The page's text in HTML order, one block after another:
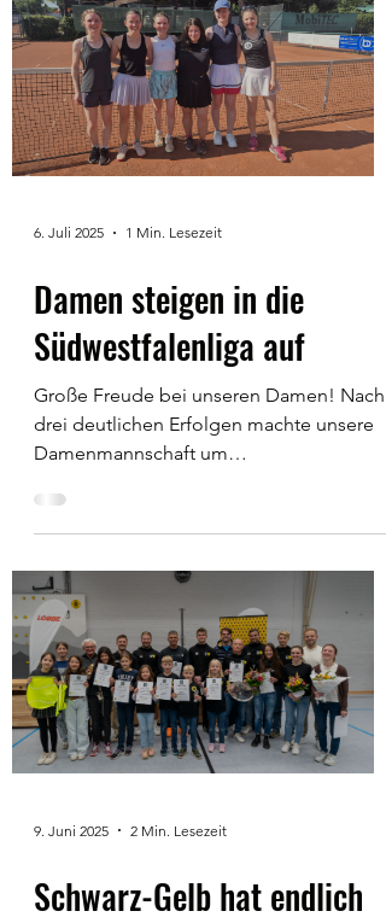
6. Juli 2025 1 Min. Lesezeit
Damen steigen in die
Südwestfalenliga auf
Große Freude bei unseren Damen! Nach
drei deutlichen Erfolgen machte unsere
Damenmannschaft um
9. Juni 2025 2 Min. Lesezeit
Schwarz-Gelb hat endlich